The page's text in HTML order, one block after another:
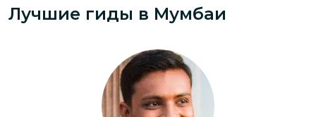
Лучшие гиды в Мумбаи